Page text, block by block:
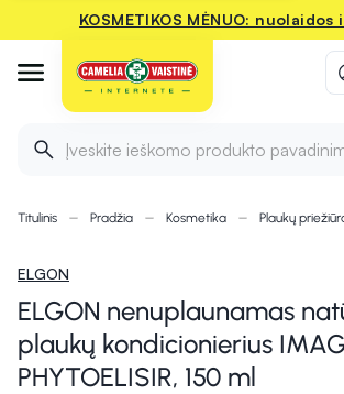
KOSMETIKOS MĖNUO:
Įveskite ieškomo produkto
Titulinis Pradžia Kosmetika Plaukų
ELGON
ELGON nenuplaunamas
plaukų kondicionierius
PHYTOELISIR, 150 ml